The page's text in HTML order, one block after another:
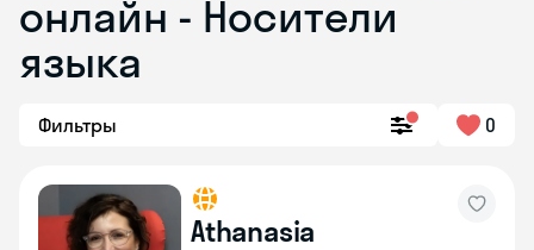
онлайн - Носители
языка
Фильтры 0
Athanasia